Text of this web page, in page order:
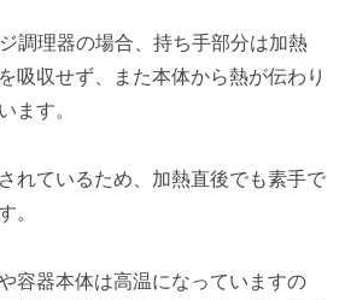
調理器の場合、持ち手部分は加熱
吸収せず、また本体から熱が伝わり
ます。
れているため、加熱直後でも素手で
。
容器本体は高温になっていますの